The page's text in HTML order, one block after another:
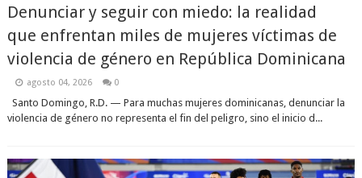
Denunciar y seguir con miedo: la realidad
que enfrentan miles de mujeres víctimas de
violencia de género en República Dominicana
agosto 04, 2026 0
Santo Domingo, R.D. — Para muchas mujeres dominicanas, denunciar la
violencia de género no representa el fin del peligro, sino el inicio d...